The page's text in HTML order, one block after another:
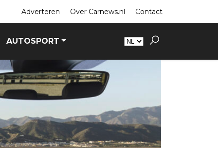
Adverteren Over Carnews.nl Contact
AUTOSPORT